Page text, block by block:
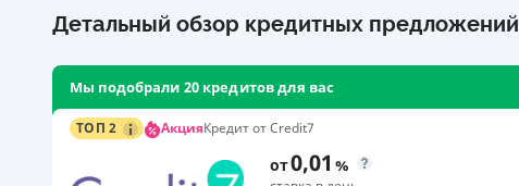
Детальный обзор кредитных предложений
Мы подобрали 20 кредитов для вас
ТОП 2 АкцияКредит от Credit7
от0,01 %